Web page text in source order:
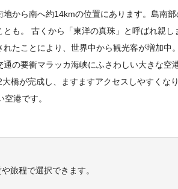
から南へ約14kmの位置にあります。島南部
も。 古くから「東洋の真珠」と呼ばれ親し
たことにより、世界中から観光客が増加中
の要衝マラッカ海峡にふさわしい大きな空
橋が完成し、ますますアクセスしやすくな
港です。
旅程で選択できます。